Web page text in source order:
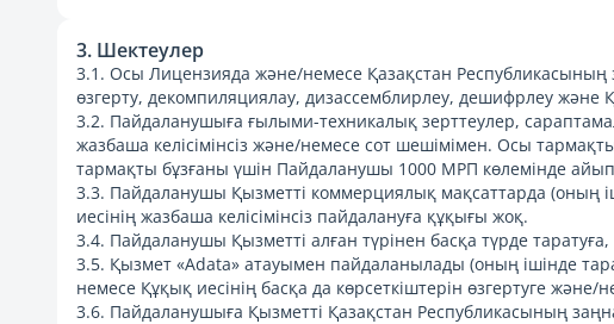
3. Шектеулер
3.1. Осы Лицензияда және/немесе Қазақстан Республикасының
өзгерту, декомпиляциялау, дизассемблирлеу, дешифрлеу
3.2. Пайдаланушыға ғылыми-техникалық зерттеулер,
жазбаша келісімінсіз және/немесе сот шешімімен. Осы
тармақты бұзғаны үшін Пайдаланушы 1000 МРП көлемінде
3.3. Пайдаланушы Қызметті коммерциялық мақсаттарда (оның
иесінің жазбаша келісімінсіз пайдалануға құқығы жоқ.
3.4. Пайдаланушы Қызметті алған түрінен басқа түрде
3.5. Қызмет «Adata» атауымен пайдаланылады (оның ішінде
немесе Құқық иесінің басқа да көрсеткіштерін өзгертуге
3.6. Пайдаланушыға Қызметті Қазақстан Республикасының